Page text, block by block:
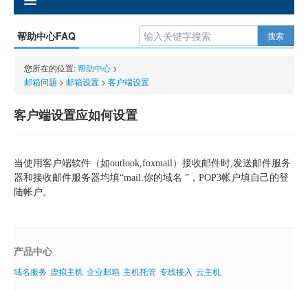
GEO
AI客服
大模型服务
域名注册
虚拟主机
SSL证书
云主机
帮助中心FAQ 搜索
您所在的位置:帮助中心 >
邮箱问题 > 邮箱设置 > 客户端设置
客户端设置应如何设置
当使用客户端软件（如outlook,foxmail ）接收邮件时 发送邮件服务
器和接收邮件服务器均填“mail. 你的域名 ”， POP3帐户填自己的登
陆帐户。
产品中心
域名服务 虚拟主机 企业邮箱 主机托管 专线接入 云主机